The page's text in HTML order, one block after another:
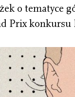
o tematyce
Prix konkursu